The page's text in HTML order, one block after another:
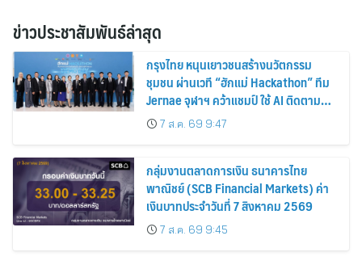
ข่าวประชาสัมพันธ์ล่าสุด
กรุงไทย หนุนเยาวชนสร้างนวัตกรรม
ชุมชน ผ่านเวที “ฮักแม่ Hackathon” ทีม
Jernae จุฬาฯ คว้าแชมป์ ใช้ AI ติดตาม
ทรัพย์สินสูญหาย
7 ส.ค. 69 9:47
กลุ่มงานตลาดการเงิน ธนาคารไทย
พาณิชย์ (SCB Financial Markets) ค่า
เงินบาทประจำวันที่ 7 สิงหาคม 2569
7 ส.ค. 69 9:45